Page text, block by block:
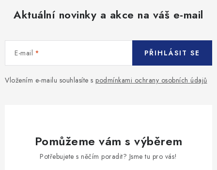
Aktuální novinky a akce na váš e-mail
E-mail
Vložením e-mailu souhlasíte s podmínkami ochrany osobních údajů
PŘIHLÁSIT SE
Pomůžeme vám s výběrem
Potřebujete s něčím poradit? Jsme tu pro vás!